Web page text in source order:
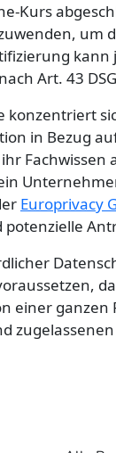
Kurs
Art. 43
konzentriert
in Bezug
Europrivacy
einer